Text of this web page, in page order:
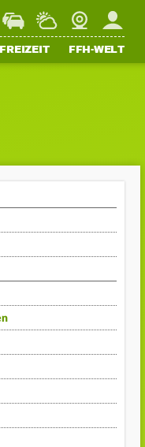
StaupilotWetterWebcamMein
FREIZEIT FFH-WELT